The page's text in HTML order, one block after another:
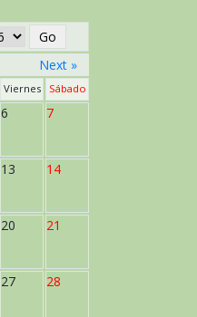
Next »
Viernes Sábado
6 7
13 14
20 21
27 28